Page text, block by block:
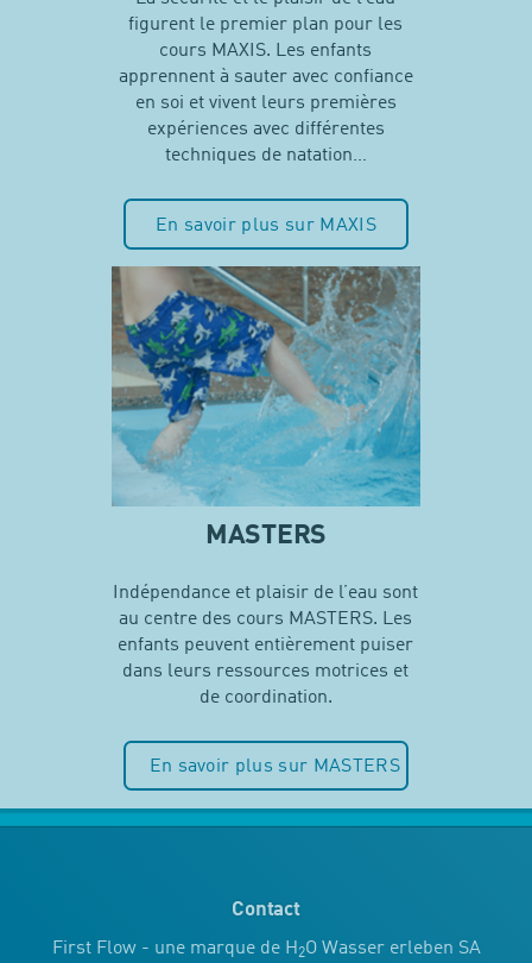
figurent le premier plan pour les
cours MAXIS. Les enfants
apprennent à sauter avec confiance
en soi et vivent leurs premières
expériences avec différentes
techniques de natation…
En savoir plus sur MAXIS
MASTERS
Indépendance et plaisir de l’eau sont
au centre des cours MASTERS. Les
enfants peuvent entièrement puiser
dans leurs ressources motrices et
de coordination.
En savoir plus sur MASTERS
Contact
First Flow - une marque de H2O Wasser erleben SA